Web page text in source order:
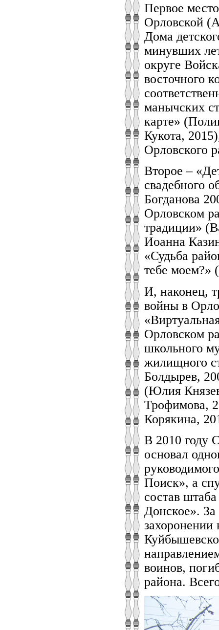
Первое
Орловской
Дома
минувших
округе
восточного
манычских
карте»
Кукота,
Орловского
Второе –
свадебного
Богданова
Орловском
традиции»
Иоанна
«Судьба
тебе моем?»
И, наконец,
войны в
Орловском
школьного
жилищного
Болдырев,
(Юлия
Трофимова,
Корякина,
В 2010 году
основал
Поиск», а
состав
Донское».
воинов,
района.